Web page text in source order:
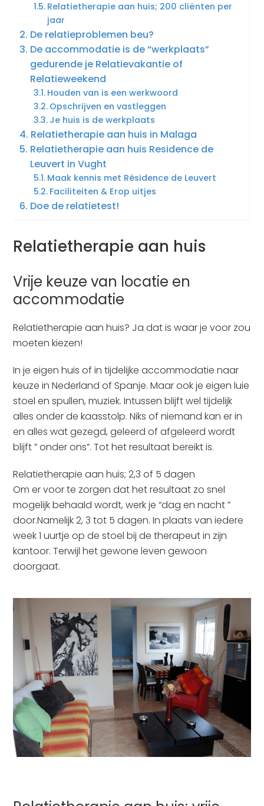
Relatietherapie aan huis; 200 cliënten per
jaar
De relatieproblemen beu?
De accommodatie is de “werkplaats”
gedurende je Relatievakantie of
Relatieweekend
Houden van is een werkwoord
Opschrijven en vastleggen
Je huis is de werkplaats
Relatietherapie aan huis in Malaga
Relatietherapie aan huis Residence de
Leuvert in Vught
Maak kennis met Résidence de Leuvert
Faciliteiten & Erop uitjes
Doe de relatietest!
Relatietherapie aan huis
Vrije keuze van locatie en
accommodatie
Relatietherapie aan huis? Ja dat is waar je voor zou
moeten kiezen!
In je eigen huis of in tijdelijke accommodatie naar
keuze in Nederland of Spanje. Maar ook je eigen luie
stoel en spullen, muziek. Intussen blijft wel tijdelijk
alles onder de kaasstolp. Niks of niemand kan er in
en alles wat gezegd, geleerd of afgeleerd wordt
blijft ” onder ons”. Tot het resultaat bereikt is.
Relatietherapie aan huis; 2,3 of 5 dagen
Om er voor te zorgen dat het resultaat zo snel
mogelijk behaald wordt, werk je “dag en nacht ”
door.Namelijk 2, 3 tot 5 dagen. In plaats van iedere
week 1 uurtje op de stoel bij de therapeut in zijn
kantoor. Terwijl het gewone leven gewoon
doorgaat.